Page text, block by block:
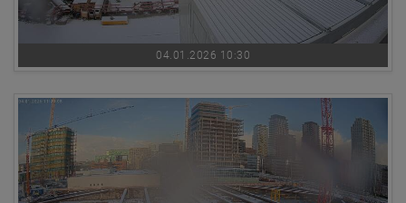
04.01.2026 10:30